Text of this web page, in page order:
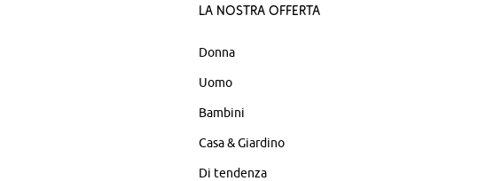
La nostra offerta
Donna
Uomo
Bambini
Casa & Giardino
Di tendenza